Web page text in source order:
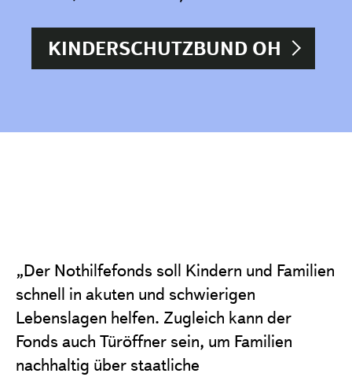
KINDERSCHUTZBUND OH
„Der Nothilfefonds soll Kindern und Familien
schnell in akuten und schwierigen
Lebenslagen helfen. Zugleich kann der
Fonds auch Türöffner sein, um Familien
nachhaltig über staatliche